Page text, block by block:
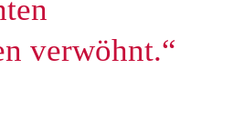
verwöhnt.“